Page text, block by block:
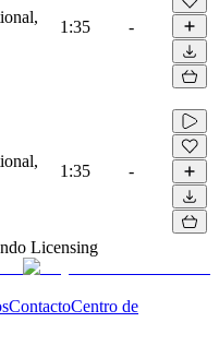
1:35 -
1:35 -
Licensing
ContactoCentro de